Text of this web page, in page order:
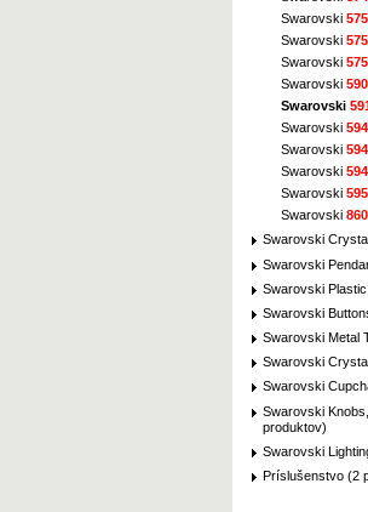
Swarovski
Swarovski
Swarovski
Swarovski
Swarovski
Swarovski
Swarovski
Swarovski
Swarovski
Swarovski
Swarovski
Swarovski
Swarovski
Swarovski
Swarovski Metal
Swarovski
Swarovski
Swarovski
produktov)
Swarovski
Príslušenstvo (2